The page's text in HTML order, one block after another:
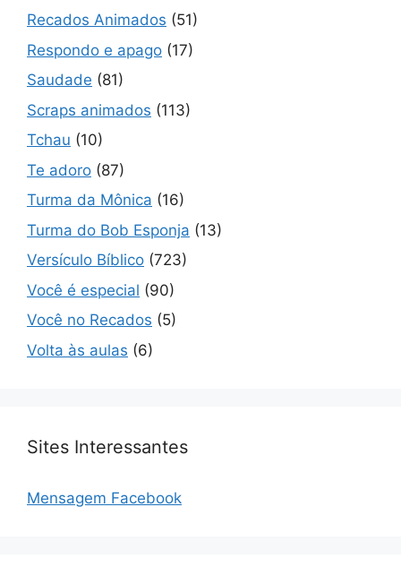
Recados Animados (51)
Respondo e apago (17)
Saudade (81)
Scraps animados (113)
Tchau (10)
Te adoro (87)
Turma da Mônica (16)
Turma do Bob Esponja (13)
Versículo Bíblico (723)
Você é especial (90)
Você no Recados (5)
Volta às aulas (6)
Sites Interessantes
Mensagem Facebook